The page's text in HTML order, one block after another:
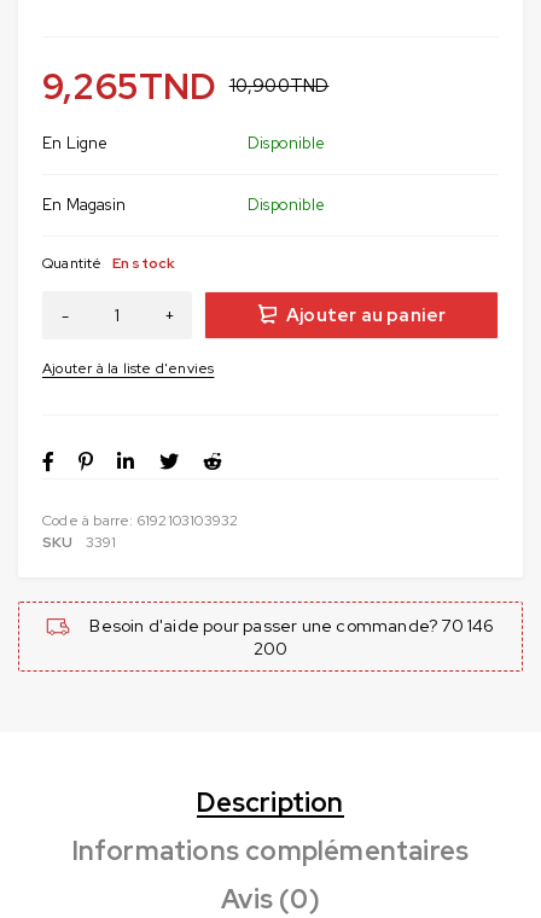
10,900TND
9,265TND
En Ligne Disponible
En Magasin Disponible
Quantité En stock
Ajouter au panier
Code à barre: 6192103103932
SKU
3391
Besoin d'aide pour passer une commande? 70 146
200
Description
Informations complémentaires
Avis (0)